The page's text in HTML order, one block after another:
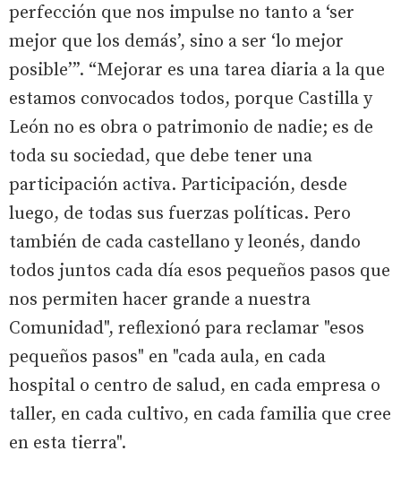
perfección que nos impulse no tanto a ‘ser
mejor que los demás’, sino a ser ‘lo mejor
posible’”. “Mejorar es una tarea diaria a la que
estamos convocados todos, porque Castilla y
León no es obra o patrimonio de nadie; es de
toda su sociedad, que debe tener una
participación activa. Participación, desde
luego, de todas sus fuerzas políticas. Pero
también de cada castellano y leonés, dando
todos juntos cada día esos pequeños pasos que
nos permiten hacer grande a nuestra
Comunidad", reflexionó para reclamar "esos
pequeños pasos" en "cada aula, en cada
hospital o centro de salud, en cada empresa o
taller, en cada cultivo, en cada familia que cree
en esta tierra".